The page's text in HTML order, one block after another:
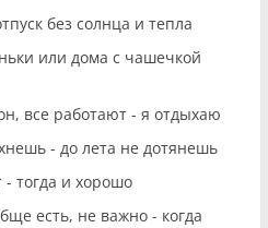
без солнца и тепла
или дома с чашечкой
все работают - я отдыхаю
- до лета не дотянешь
- тогда и хорошо
есть, не важно - когда